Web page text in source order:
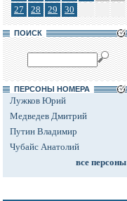
27
28 29 30
ПОИСК
ПЕРСОНЫ НОМЕРА
Лужков Юрий
Медведев Дмитрий
Путин Владимир
Чубайс Анатолий
все персоны